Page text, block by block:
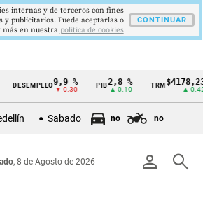
9,9 %
▼ 0.30
PIB 2,8 %
▲ 0.10
TRM $4178,23
▲ 0.42
IPC
Sabado no no
person search
, 8 de Agosto de 2026
internas y de terceros con fines
y publicitarios. Puede aceptarlas o
más en nuestra politica de cookies
CONTINUAR